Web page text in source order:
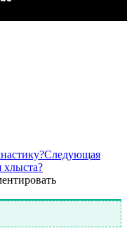
Следующая
хлыста?